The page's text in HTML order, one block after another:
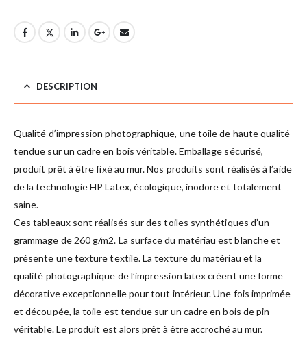
DESCRIPTION
Qualité d’impression photographique, une toile de haute qualité
tendue sur un cadre en bois véritable. Emballage sécurisé,
produit prêt à être fixé au mur. Nos produits sont réalisés à l’aide
de la technologie HP Latex, écologique, inodore et totalement
saine.
Ces tableaux sont réalisés sur des toiles synthétiques d’un
grammage de 260 g/m2. La surface du matériau est blanche et
présente une texture textile. La texture du matériau et la
qualité photographique de l’impression latex créent une forme
décorative exceptionnelle pour tout intérieur. Une fois imprimée
et découpée, la toile est tendue sur un cadre en bois de pin
véritable. Le produit est alors prêt à être accroché au mur.